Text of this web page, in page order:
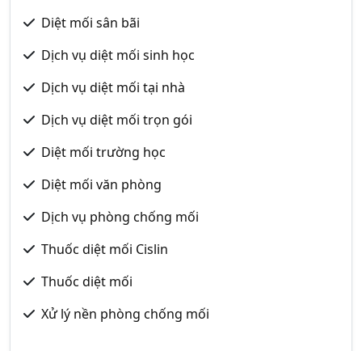
Diệt mối sân bãi
Dịch vụ diệt mối sinh học
Dịch vụ diệt mối tại nhà
Dịch vụ diệt mối trọn gói
Diệt mối trường học
Diệt mối văn phòng
Dịch vụ phòng chống mối
Thuốc diệt mối Cislin
Thuốc diệt mối
Xử lý nền phòng chống mối